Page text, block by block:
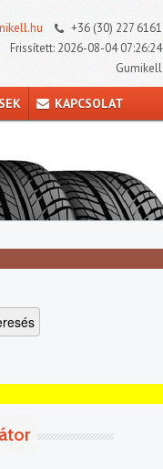
+36 (30) 227 6161
Frissített: 2026-08-04 07:26:24
Gumikell
KAPCSOLAT